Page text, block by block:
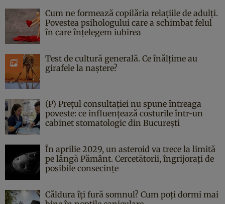
Cum ne formează copilăria relațiile de adulți.
Povestea psihologului care a schimbat felul
în care înțelegem iubirea
Test de cultură generală. Ce înălțime au
girafele la naștere?
(P) Prețul consultației nu spune întreaga
poveste: ce influențează costurile într-un
cabinet stomatologic din București
În aprilie 2029, un asteroid va trece la limită
pe lângă Pământ. Cercetătorii, îngrijorați de
posibile consecințe
Căldura îți fură somnul? Cum poți dormi mai